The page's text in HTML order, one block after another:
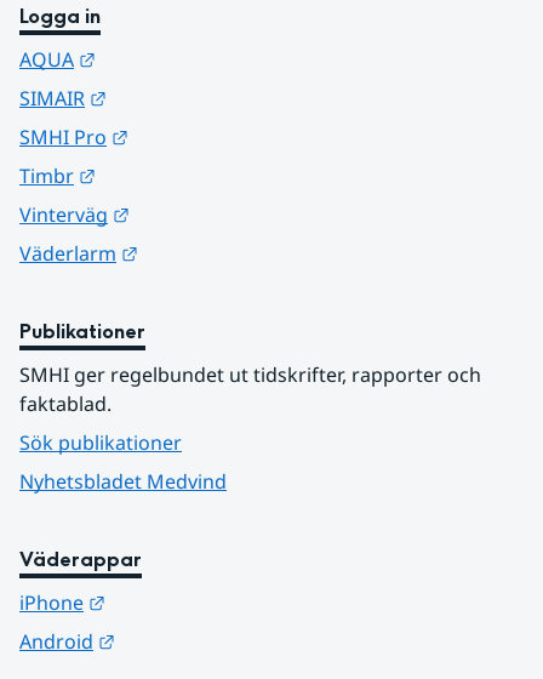
Logga in
AQUA
SIMAIR
SMHI Pro
Timbr
Vinterväg
Väderlarm
Publikationer
SMHI ger regelbundet ut tidskrifter, rapporter och
faktablad.
Sök publikationer
Nyhetsbladet Medvind
Väderappar
iPhone
Android